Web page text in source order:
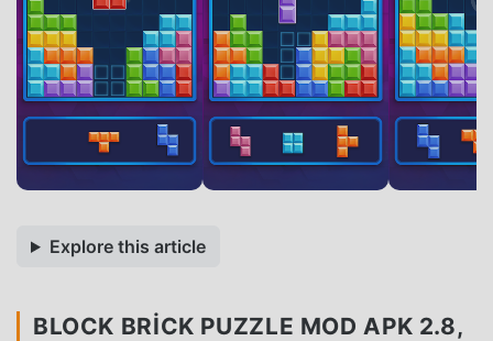
Explore this article
BLOCK BRICK PUZZLE MOD APK 2.8,